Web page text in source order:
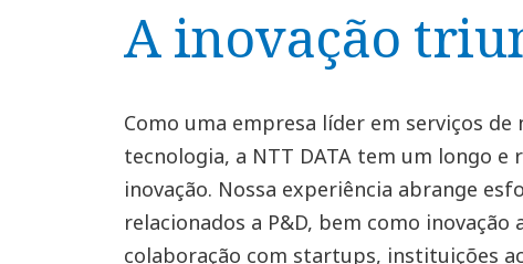
A inovação
Como uma empresa líder em serviços de
tecnologia, a NTT DATA tem um longo e
inovação. Nossa experiência abrange
relacionados a P&D, bem como inovação
colaboração com startups, instituições